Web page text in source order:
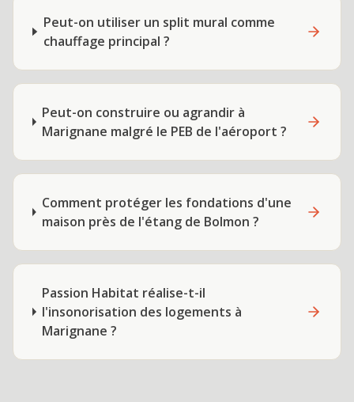
Peut-on utiliser un split mural comme
chauffage principal ?
Peut-on construire ou agrandir à
Marignane malgré le PEB de l'aéroport ?
Comment protéger les fondations d'une
maison près de l'étang de Bolmon ?
Passion Habitat réalise-t-il
l'insonorisation des logements à
Marignane ?